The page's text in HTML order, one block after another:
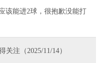
该能进2球，很抱歉没能打
注（2025/11/14）